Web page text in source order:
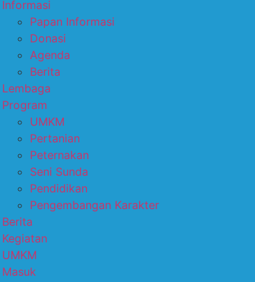
Informasi
Papan Informasi
Donasi
Agenda
Berita
Lembaga
Program
UMKM
Pertanian
Peternakan
Seni Sunda
Pendidikan
Pengembangan Karakter
Berita
Kegiatan
UMKM
Masuk